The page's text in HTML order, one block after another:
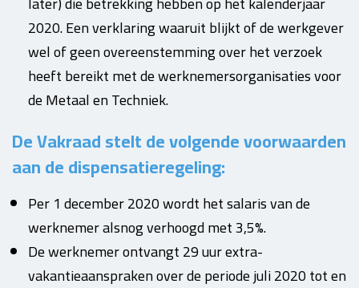
2020. Een verklaring waaruit blijkt of de werkgever
wel of geen overeenstemming over het verzoek
heeft bereikt met de werknemersorganisaties voor
de Metaal en Techniek.
De Vakraad stelt de volgende voorwaarden
aan de dispensatieregeling:
Per 1 december 2020 wordt het salaris van de
werknemer alsnog verhoogd met 3,5%.
De werknemer ontvangt 29 uur extra-
vakantieaanspraken over de periode juli 2020 tot en